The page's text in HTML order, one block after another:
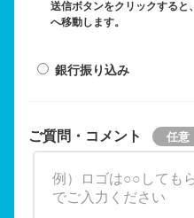
送信ボタンをクリックする
へ移動します。
銀行振り込み
ご質問・コメント